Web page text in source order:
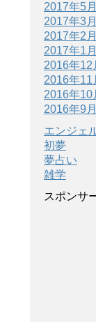
2017年5月
2017年3月
2017年2月
2017年1月
2016年12
2016年11
2016年10
2016年9月
エンジェ
初夢
夢占い
雑学
スポンサ